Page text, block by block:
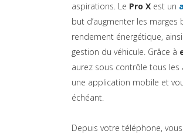
aspirations. Le Pro X est un
but d’augmenter les
rendement énergétique,
gestion du véhicule. Grâce à
aurez sous contrôle tous
une application mobile et
échéant.
Depuis votre téléphone,